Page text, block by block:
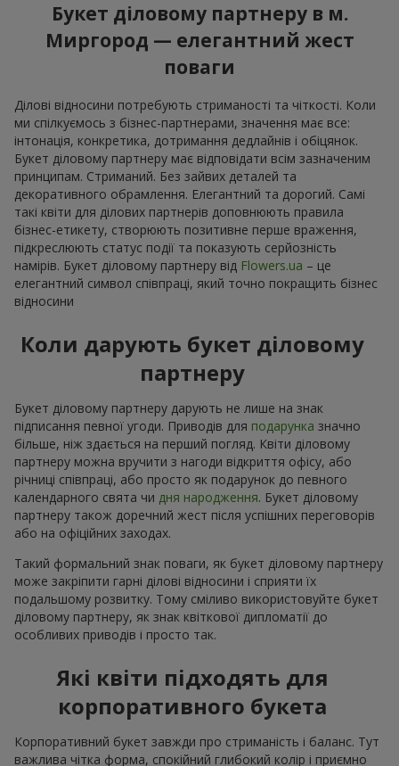
Букет діловому партнеру в м.
Миргород — елегантний жест
поваги
Ділові відносини потребують стриманості та чіткості. Коли
ми спілкуємось з бізнес-партнерами, значення має все:
інтонація, конкретика, дотримання дедлайнів і обіцянок.
Букет діловому партнеру має відповідати всім зазначеним
принципам. Стриманий. Без зайвих деталей та
декоративного обрамлення. Елегантний та дорогий. Самі
такі квіти для ділових партнерів доповнюють правила
бізнес-етикету, створюють позитивне перше враження,
підкреслюють статус події та показують серйозність
намірів. Букет діловому партнеру від Flowers.ua – це
елегантний символ співпраці, який точно покращить бізнес
відносини
Коли дарують букет діловому
партнеру
Букет діловому партнеру дарують не лише на знак
підписання певної угоди. Приводів для подарунка значно
більше, ніж здається на перший погляд. Квіти діловому
партнеру можна вручити з нагоди відкриття офісу, або
річниці співпраці, або просто як подарунок до певного
календарного свята чи дня народження. Букет діловому
партнеру також доречний жест після успішних переговорів
або на офіційних заходах.
Такий формальний знак поваги, як букет діловому партнеру
може закріпити гарні ділові відносини і сприяти їх
подальшому розвитку. Тому сміливо використовуйте букет
діловому партнеру, як знак квіткової дипломатії до
особливих приводів і просто так.
Які квіти підходять для
корпоративного букета
Корпоративний букет завжди про стриманість і баланс. Тут
важлива чітка форма, спокійний глибокий колір і приємно